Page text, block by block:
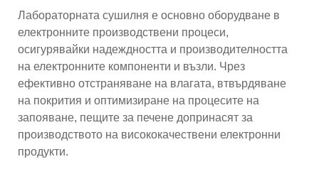
Лабораторната сушилня е основно оборудване в
електронните производствени процеси,
осигурявайки надеждността и производителността
на електронните компоненти и възли. Чрез
ефективно отстраняване на влагата, втвърдяване
на покрития и оптимизиране на процесите на
запояване, пещите за печене допринасят за
производството на висококачествени електронни
продукти.